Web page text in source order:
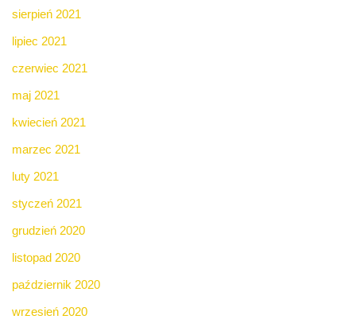
sierpień 2021
lipiec 2021
czerwiec 2021
maj 2021
kwiecień 2021
marzec 2021
luty 2021
styczeń 2021
grudzień 2020
listopad 2020
październik 2020
wrzesień 2020